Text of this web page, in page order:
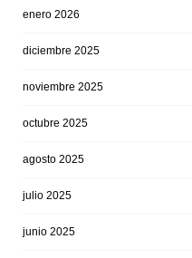
enero 2026
diciembre 2025
noviembre 2025
octubre 2025
agosto 2025
julio 2025
junio 2025